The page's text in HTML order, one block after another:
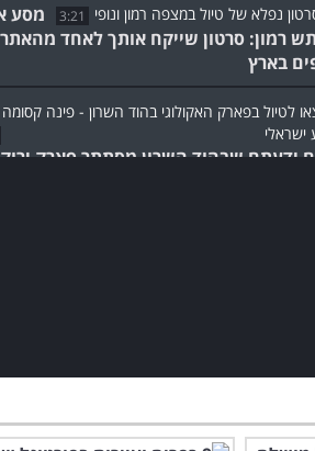
3:21
מסע
רמון: סרטון שייקח אותך לאחד
בארץ
ידעתם שבהוד השרון מסתתר פארק ירוק